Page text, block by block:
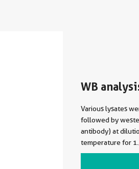
WB
Various lysates
followed by
antibody) at
temperature for